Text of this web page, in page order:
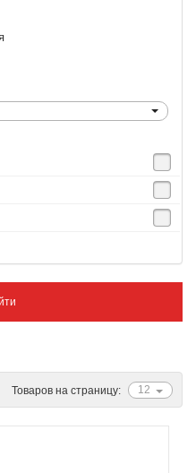
12
Товаров на страницу: